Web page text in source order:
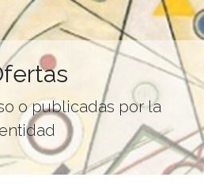
o publicadas por la
entidad